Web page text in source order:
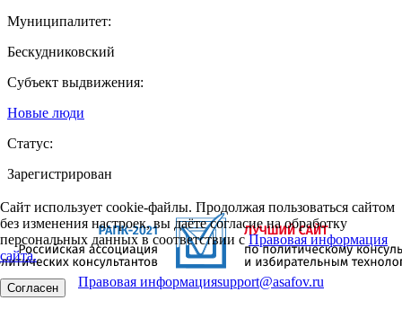
Муниципалитет:
Бескудниковский
Субъект выдвижения:
Новые люди
Статус:
Зарегистрирован
Сайт использует cookie-файлы. Продолжая пользоваться сайтом
без изменения настроек, вы даёте согласие на обработку
персональных данных в соответствии сПравовая информация
сайта.
Согласен Правовая информацияsupport@asafov.ru